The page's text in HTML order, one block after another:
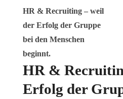
HR & Recruiting – weil
der Erfolg der Gruppe
bei den Menschen
beginnt.
HR &
Erfolg der